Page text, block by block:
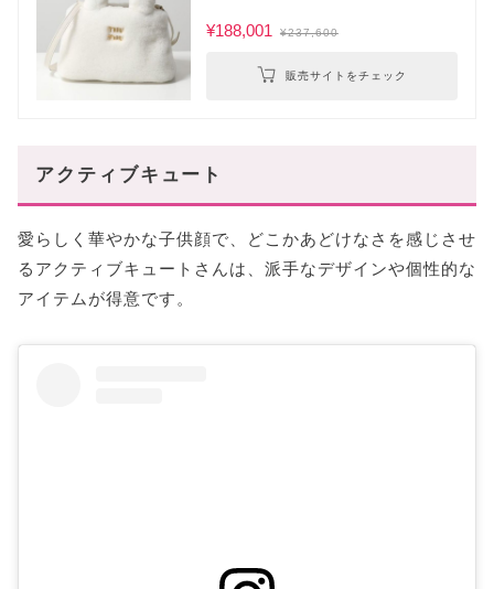
¥188,001 ¥237,600
販売サイトをチェック
アクティブキュート
愛らしく華やかな子供顔で、どこかあどけなさを感じさせ
るアクティブキュートさんは、派手なデザインや個性的な
アイテムが得意です。